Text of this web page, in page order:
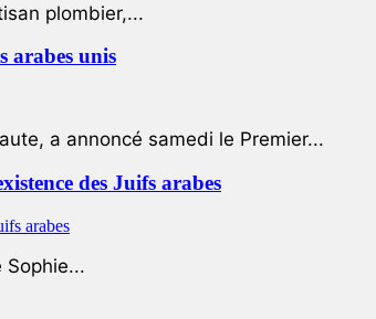
plombier,...
arabes unis
a annoncé samedi le Premier...
des Juifs arabes
Sophie...